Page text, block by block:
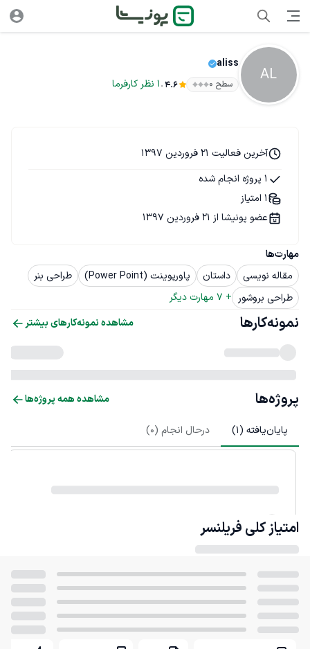
AL
aliss
سطح ۰ 4.6
.
1 نظر کارفرما
مهارت‌ها
مقاله نویسی
داستان پاورپوینت (Power Point)
طراحی بنر
طراحی بروشور +
7 مهارت دیگر
آخرین فعالیت 21 فروردین 1397
1 پروژه انجام شده
1 امتیاز
عضو پونیشا از 21 فروردین 1397
نمونه‌کارها مشاهده نمونه‌کارهای بیشتر
پروژه‌ها مشاهده همه پروژه‌ها
پایان‌یافته (1
) درحال انجام (0
)
امتیاز کلی فریلنسر